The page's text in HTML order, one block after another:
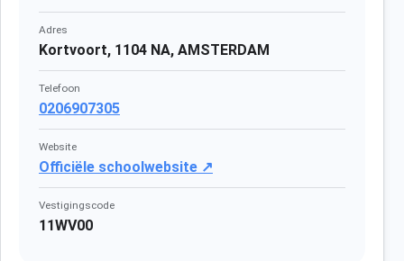
Adres
Kortvoort, 1104 NA, AMSTERDAM
Telefoon
0206907305
Website
Officiële schoolwebsite ↗
Vestigingscode
11WV00